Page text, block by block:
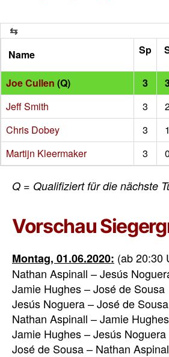
Name Sp
Joe Cullen (Q) 3
Jeff Smith
3
Chris Dobey
3 1
Martijn Kleermaker
3 0
Q = Qualifiziert für die nächste
Vorschau
Montag, 01.06.2020: (ab 20:30
Nathan Aspinall – Jesús
Jamie Hughes – José de Sousa
Jesús Noguera – José de Sousa
Nathan Aspinall – Jamie Hughes
Jamie Hughes – Jesús Noguera
José de Sousa – Nathan